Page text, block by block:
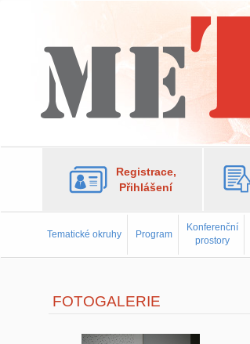
Registrace,
Přihlášení
Tematické okruhy Program
Konferenční
prostory
FOTOGALERIE